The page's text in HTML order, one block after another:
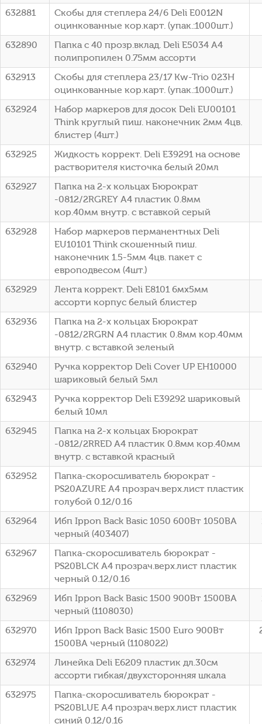
632881
Скобы для степлера 24/6 Deli E0012N
оцинкованные кор.карт. (упак.:1000шт.)
632890
Папка с 40 прозр.вклад. Deli E5034 A4
полипропилен 0.75мм ассорти
632913
Скобы для степлера 23/17 Kw-Trio 023H
оцинкованные кор.карт. (упак.:1000шт.)
632924
Набор маркеров для досок Deli EU00101
Think круглый пиш. наконечник 2мм 4цв.
блистер (4шт.)
632925
Жидкость коррект. Deli E39291 на основе
растворителя кисточка белый 20мл
632927
Папка на 2-х кольцах Бюрократ
-0812/2RGREY A4 пластик 0.8мм
кор.40мм внутр. с вставкой серый
632928
Набор маркеров перманентных Deli
EU10101 Think скошенный пиш.
наконечник 1.5-5мм 4цв. пакет с
европодвесом (4шт.)
632929
Лента коррект. Deli E8101 6мх5мм
ассорти корпус белый блистер
632936
Папка на 2-х кольцах Бюрократ
-0812/2RGRN A4 пластик 0.8мм кор.40мм
внутр. с вставкой зеленый
632940
Ручка корректор Deli Cover UP EH10000
шариковый белый 5мл
632943
Ручка корректор Deli E39292 шариковый
белый 10мл
632945
Папка на 2-х кольцах Бюрократ
-0812/2RRED A4 пластик 0.8мм кор.40мм
внутр. с вставкой красный
632952
Папка-скоросшиватель бюрократ -
PS20AZURE A4 прозрач.верх.лист пластик
голубой 0.12/0.16
632964
Ибп Ippon Back Basic 1050 600Вт 1050ВА
черный (403407)
632967
Папка-скоросшиватель бюрократ -
PS20BLCK A4 прозрач.верх.лист пластик
черный 0.12/0.16
632969
Ибп Ippon Back Basic 1500 900Вт 1500ВА
черный (1108030)
632970
Ибп Ippon Back Basic 1500 Euro 900Вт
1500ВА черный (1108022)
632974
Линейка Deli E6209 пластик дл.30см
ассорти гибкая/двухсторонняя шкала
632975
Папка-скоросшиватель бюрократ -
PS20BLUE A4 прозрач.верх.лист пластик
синий 0.12/0.16